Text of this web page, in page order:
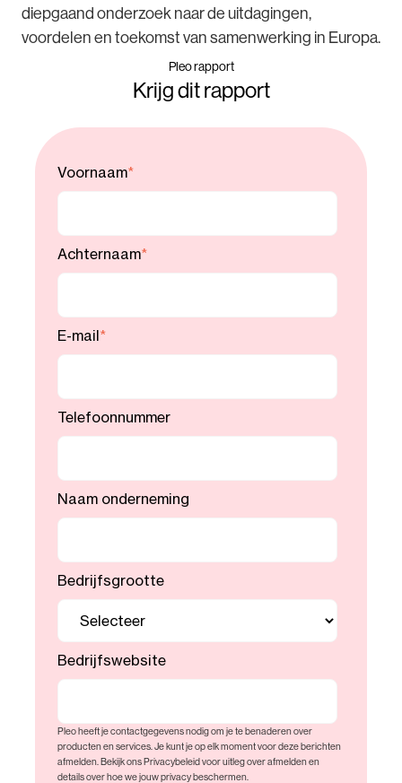
diepgaand onderzoek naar de uitdagingen,
voordelen en toekomst van samenwerking in Europa.
Pleo rapport
Krijg dit rapport
Voornaam*
Achternaam*
E-mail*
Telefoonnummer
Naam onderneming
Bedrijfsgrootte
Bedrijfswebsite
Pleo heeft je contactgegevens nodig om je te benaderen over
producten en services. Je kunt je op elk moment voor deze berichten
afmelden. Bekijk ons Privacybeleid voor uitleg over afmelden en
details over hoe we jouw privacy beschermen.